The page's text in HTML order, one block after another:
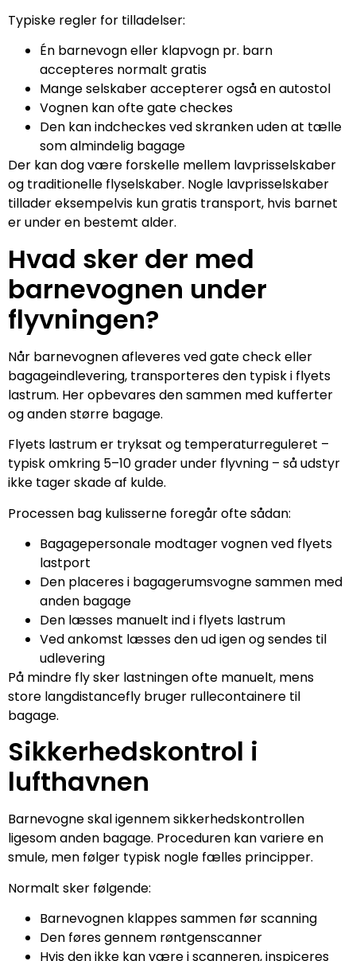
Typiske regler for tilladelser:
Én barnevogn eller klapvogn pr. barn
accepteres normalt gratis
Mange selskaber accepterer også en autostol
Vognen kan ofte gate checkes
Den kan indcheckes ved skranken uden at tælle
som almindelig bagage
Der kan dog være forskelle mellem lavprisselskaber
og traditionelle flyselskaber. Nogle lavprisselskaber
tillader eksempelvis kun gratis transport, hvis barnet
er under en bestemt alder.
Hvad sker der med
barnevognen under
flyvningen?
Når barnevognen afleveres ved gate check eller
bagageindlevering, transporteres den typisk i flyets
lastrum. Her opbevares den sammen med kufferter
og anden større bagage.
Flyets lastrum er tryksat og temperaturreguleret –
typisk omkring 5–10 grader under flyvning – så udstyr
ikke tager skade af kulde.
Processen bag kulisserne foregår ofte sådan:
Bagagepersonale modtager vognen ved flyets
lastport
Den placeres i bagagerumsvogne sammen med
anden bagage
Den læsses manuelt ind i flyets lastrum
Ved ankomst læsses den ud igen og sendes til
udlevering
På mindre fly sker lastningen ofte manuelt, mens
store langdistancefly bruger rullecontainere til
bagage.
Sikkerhedskontrol i
lufthavnen
Barnevogne skal igennem sikkerhedskontrollen
ligesom anden bagage. Proceduren kan variere en
smule, men følger typisk nogle fælles principper.
Normalt sker følgende:
Barnevognen klappes sammen før scanning
Den føres gennem røntgenscanner
Hvis den ikke kan være i scanneren, inspiceres